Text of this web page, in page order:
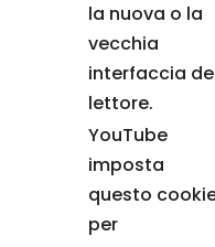
la nuova o la
vecchia
interfaccia
lettore.
YouTube
imposta
questo
per